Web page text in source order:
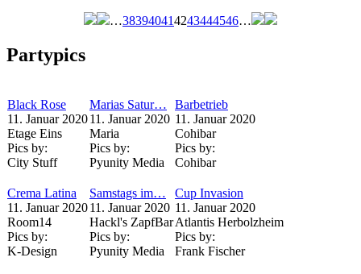
…383940414243444546…
Partypics
Black Rose
11. Januar 2020
Etage Eins
Pics by:
City Stuff
Marias Satur…
11. Januar 2020
Maria
Pics by:
Pyunity Media
Barbetrieb
11. Januar 2020
Cohibar
Pics by:
Cohibar
Crema Latina
11. Januar 2020
Room14
Pics by:
K-Design
Samstags im…
11. Januar 2020
Hackl's ZapfBar
Pics by:
Pyunity Media
Cup Invasion
11. Januar 2020
Atlantis Herbolzheim
Pics by:
Frank Fischer